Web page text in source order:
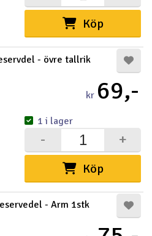
Köp
- övre tallrik
kr 69,-
Köp
+
-
1 i lager
- Arm 1stk